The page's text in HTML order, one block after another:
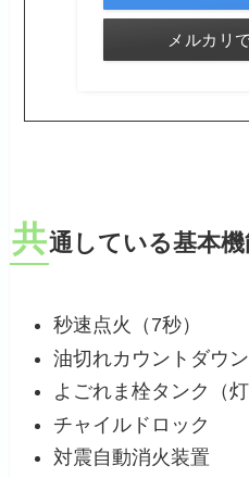
メルカリ
共通している基本機
秒速点火（7秒）
油切れカウントダウ
よごれま栓タンク（
チャイルドロック
対震自動消火装置